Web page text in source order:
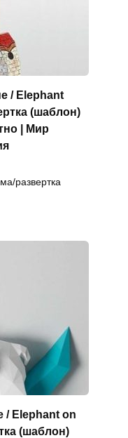
/ Elephant
(шаблон)
| Мир
развертка
Elephant on
(шаблон)